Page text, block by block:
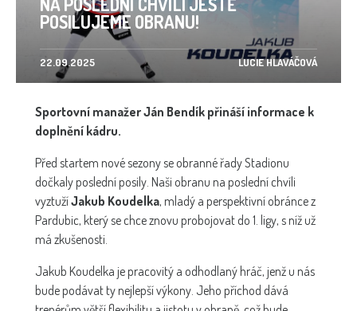
POSILUJEME OBRANU!
22.09.2025 LUCIE HLAVÁČOVÁ
Sportovní manažer Ján Bendík přináší informace k
doplnění kádru.
Před startem nové sezony se obranné řady Stadionu
dočkaly poslední posily. Naši obranu na poslední chvíli
vyztužíJakub Koudelka, mladý a perspektivní obránce z
Pardubic, který se chce znovu probojovat do 1. ligy, s níž už
má zkušenosti.
Jakub Koudelka je pracovitý a odhodlaný hráč, jenž u nás
bude podávat ty nejlepší výkony. Jeho příchod dává